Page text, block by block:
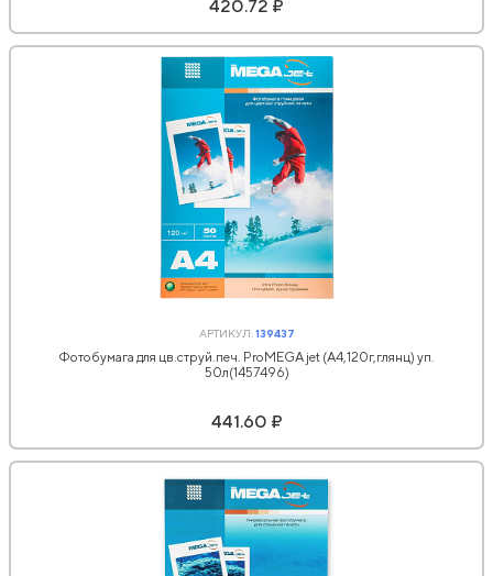
420.72 ₽
АРТИКУЛ:139437
Фотобумага для цв.струй.печ. ProMEGA jet (А4,120г,глянц) уп.
50л(1457496)
441.60 ₽